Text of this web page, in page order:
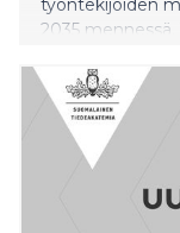
2035
osaajien
kohdistuvia
myös
vahvistamisessa.